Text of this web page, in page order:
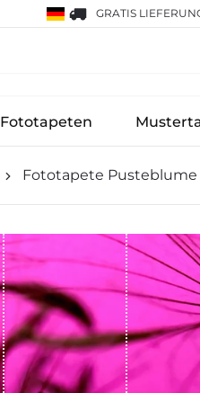
GRATIS
Fototapeten
Fototapete